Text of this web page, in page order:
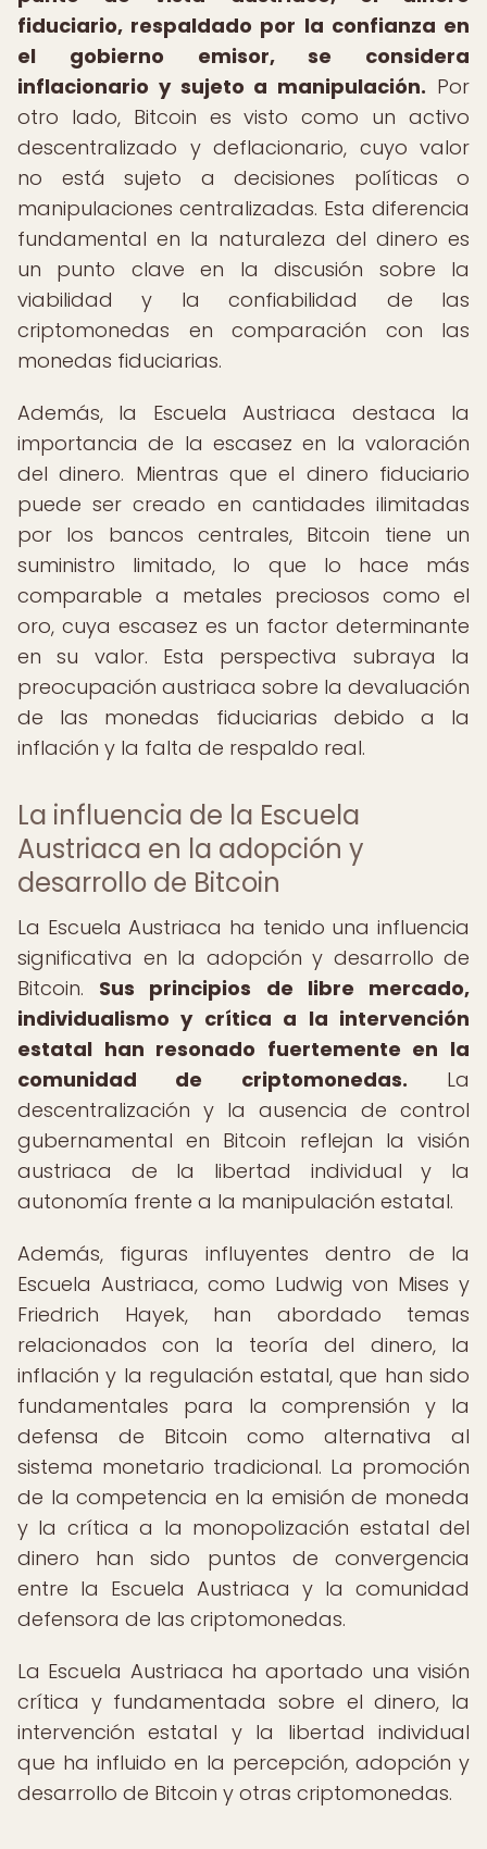
fiduciario, respaldado por la confianza en
el gobierno emisor, se considera
inflacionario y sujeto a manipulación. Por
otro lado, Bitcoin es visto como un activo
descentralizado y deflacionario, cuyo valor
no está sujeto a decisiones políticas o
manipulaciones centralizadas. Esta diferencia
fundamental en la naturaleza del dinero es
un punto clave en la discusión sobre la
viabilidad y la confiabilidad de las
criptomonedas en comparación con las
monedas fiduciarias.
Además, la Escuela Austriaca destaca la
importancia de la escasez en la valoración
del dinero. Mientras que el dinero fiduciario
puede ser creado en cantidades ilimitadas
por los bancos centrales, Bitcoin tiene un
suministro limitado, lo que lo hace más
comparable a metales preciosos como el
oro, cuya escasez es un factor determinante
en su valor. Esta perspectiva subraya la
preocupación austriaca sobre la devaluación
de las monedas fiduciarias debido a la
inflación y la falta de respaldo real.
La influencia de la Escuela
Austriaca en la adopción y
desarrollo de Bitcoin
La Escuela Austriaca ha tenido una influencia
significativa en la adopción y desarrollo de
Bitcoin. Sus principios de libre mercado,
individualismo y crítica a la intervención
estatal han resonado fuertemente en la
comunidad de criptomonedas. La
descentralización y la ausencia de control
gubernamental en Bitcoin reflejan la visión
austriaca de la libertad individual y la
autonomía frente a la manipulación estatal.
Además, figuras influyentes dentro de la
Escuela Austriaca, como Ludwig von Mises y
Friedrich Hayek, han abordado temas
relacionados con la teoría del dinero, la
inflación y la regulación estatal, que han sido
fundamentales para la comprensión y la
defensa de Bitcoin como alternativa al
sistema monetario tradicional. La promoción
de la competencia en la emisión de moneda
y la crítica a la monopolización estatal del
dinero han sido puntos de convergencia
entre la Escuela Austriaca y la comunidad
defensora de las criptomonedas.
La Escuela Austriaca ha aportado una visión
crítica y fundamentada sobre el dinero, la
intervención estatal y la libertad individual
que ha influido en la percepción, adopción y
desarrollo de Bitcoin y otras criptomonedas.